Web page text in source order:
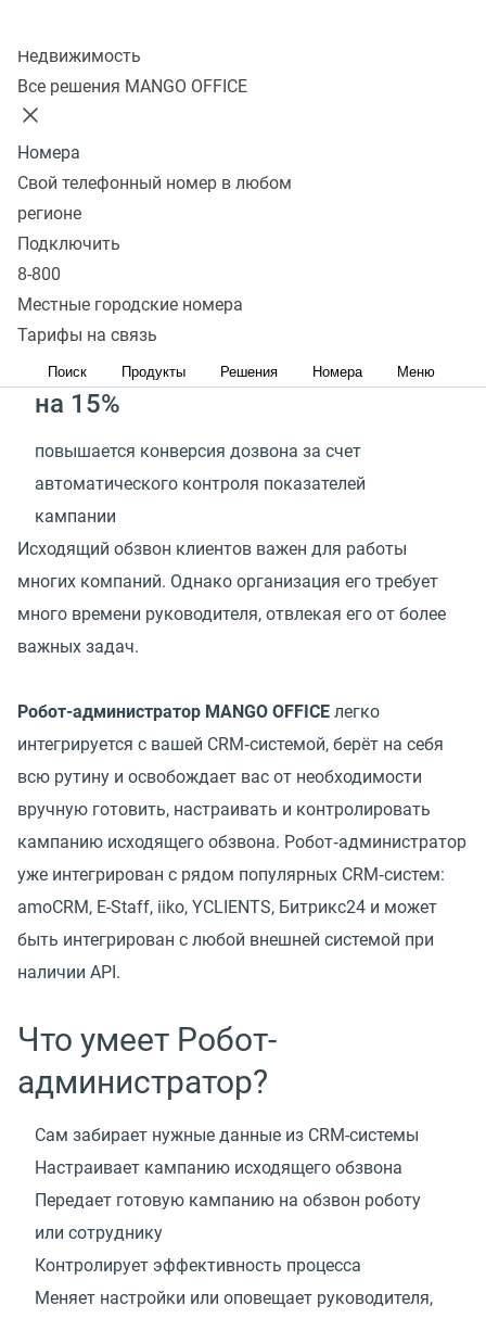
Недвижимость
Все решения MANGO OFFICE
Номера
Свой телефонный номер в любом
регионе
Подключить
8-800
Местные городские номера
Тарифы на связь
Поиск Продукты Решения Номера Меню
Робота-администратора
1 минута
тратится на сбор данных из CRM‑систему
и передачу их в исходящий обзвон
в 30 раз
быстрее происходит подготовка исходящего
обзвона
на 15%
повышается конверсия дозвона за счет
автоматического контроля показателей
кампании
Исходящий обзвон клиентов важен для работы
многих компаний. Однако организация его требует
много времени руководителя, отвлекая его от более
важных задач.
Робот-администратор MANGO OFFICE легко
интегрируется с вашей CRM‑системой, берёт на себя
всю рутину и освобождает вас от необходимости
вручную готовить, настраивать и контролировать
кампанию исходящего обзвона. Робот‑администратор
уже интегрирован с рядом популярных CRM‑систем:
amoCRM, E-Staff, iiko, YCLIENTS, Битрикс24 и может
быть интегрирован с любой внешней системой при
наличии API.
Что умеет Робот-
администратор?
Сам забирает нужные данные из CRM-системы
Настраивает кампанию исходящего обзвона
Передает готовую кампанию на обзвон роботу
или сотруднику
Контролирует эффективность процесса
Меняет настройки или оповещает руководителя,